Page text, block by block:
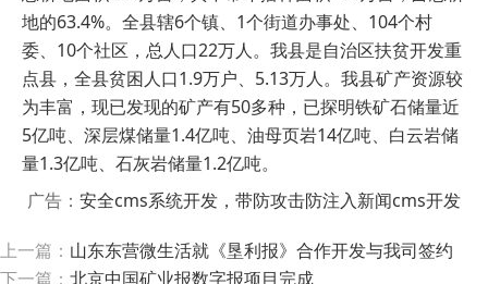
地的63.4%。全县辖6个镇、1个街道办事处、104个村
委、10个社区，总人口22万人。我县是自治区扶贫开发重
点县，全县贫困人口1.9万户、5.13万人。 我县矿产资源较
为丰富，现已发现的矿产有50多种，已探明铁矿石储量近
5亿吨、深层煤储量1.4亿吨、油母页岩14亿吨、白云岩储
量1.3亿吨、石灰岩储量1.2亿吨。
广告： 安全cms系统开发，带防攻击防注入新闻cms开发
上一篇： 山东东营微生活就《垦利报》合作开发与我司签约
下一篇： 北京中国矿业报数字报项目完成